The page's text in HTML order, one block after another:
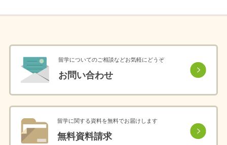
留学についてのご相談などお気軽にどうぞ
お問い合わせ
留学に関する資料を無料でお届けします
無料資料請求